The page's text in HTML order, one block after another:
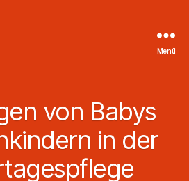
Menü
von Babys
in der